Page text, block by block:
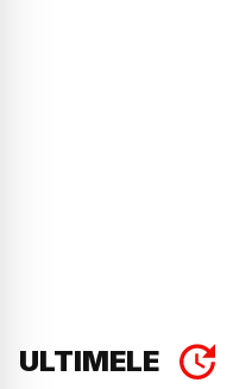
ULTIMELE